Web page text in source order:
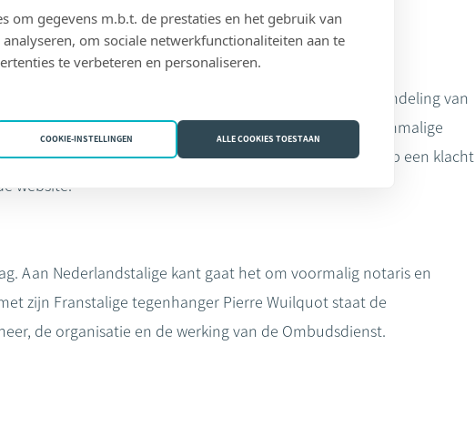
FOD Economie.
e-mail of online via www.ombudsnotaris.be. De behandeling van
afgerond. In bijzonder complexe dossiers kan er een eenmalige
de werking van de Ombudsdienst en de manier waarop een klacht
website.
Aan Nederlandstalige kant gaat het om voormalig notaris en
zijn Franstalige tegenhanger Pierre Wuilquot staat de
de organisatie en de werking van de Ombudsdienst.
om gegevens m.b.t. de prestaties en het gebruik van
om sociale netwerkfunctionaliteiten aan te
te verbeteren en personaliseren.
COOKIE-INSTELLINGEN ALLE COOKIES TOESTAAN